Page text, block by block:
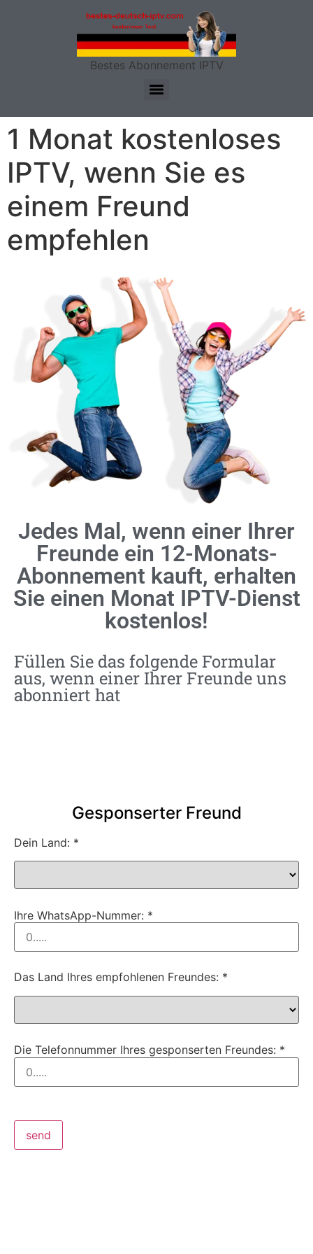
Bestes Abonnement IPTV
1 Monat kostenloses
IPTV, wenn Sie es
einem Freund
empfehlen
Jedes Mal, wenn einer Ihrer
Freunde ein 12-Monats-
Abonnement kauft, erhalten
Sie einen Monat IPTV-Dienst
kostenlos!
Füllen Sie das folgende Formular
aus, wenn einer Ihrer Freunde uns
abonniert hat
Gesponserter Freund
Dein Land: *
Ihre WhatsApp-Nummer: *
Das Land Ihres empfohlenen Freundes: *
Die Telefonnummer Ihres gesponserten Freundes: *
send